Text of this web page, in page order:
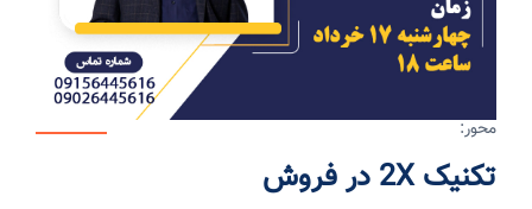
محور:
تکنیک 2X در فروش